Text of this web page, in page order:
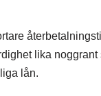
lika
lån.